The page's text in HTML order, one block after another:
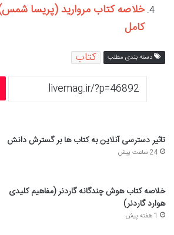
خلاصه کتاب مروارید (پریسا
کامل
دسته بندی مطلب کتاب
تاثیر دسترسی آنلاین به کتاب ها بر گسترش دانش
24 ساعت پیش
خلاصه کتاب هوش چندگانه گاردنر (مفاهیم کلیدی
هوارد گاردنر)
1 هفته پیش